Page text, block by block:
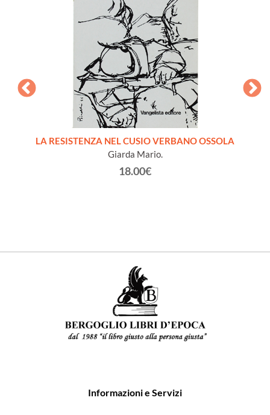
LA RESISTENZA NEL CUSIO VERBANO OSSOLA
Giarda Mario.
18.00€
Informazioni e Servizi